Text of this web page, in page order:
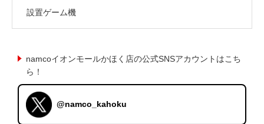
設置ゲーム機
namcoイオンモールかほく店の公式SNSアカウントはこち
ら！
@namco_kahoku